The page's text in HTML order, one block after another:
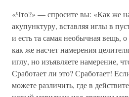
«Что?» — спросите вы: «Как же
акупунктуру, вставляя иглы в
и есть та самая необычная вещь,
как же насчет намерения
иглу, но изъявляете намерение,
Сработает ли это? Сработает!
можете различить, где в